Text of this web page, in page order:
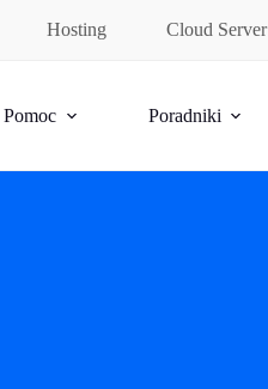
Hosting Cloud Server
Pomoc Poradniki